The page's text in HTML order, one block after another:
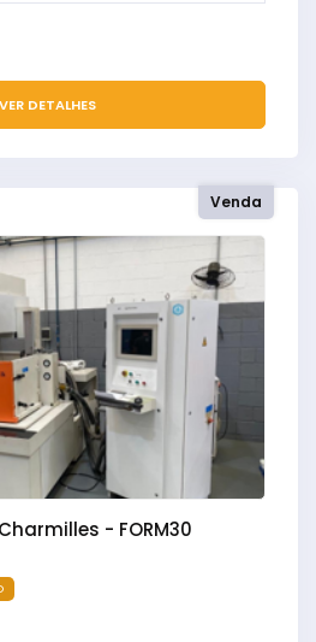
VER DETALHES
Venda
- FORM30